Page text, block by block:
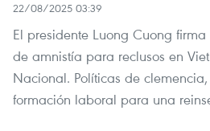
22/08/2025 03:39
El presidente Luong Cuong
de amnistía para reclusos en
Nacional. Políticas de
formación laboral para una